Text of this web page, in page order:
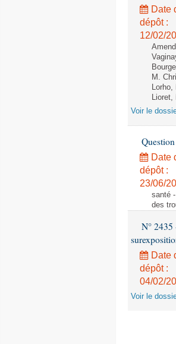
Date
dépôt :
12/02/
M.
Lioret,
Voir le
Date
dépôt :
23/06/
santé
des
N°
Date
dépôt :
04/02/
Voir le